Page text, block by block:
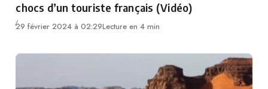
chocs d’un touriste français (Vidéo)
29 février 2024 à 02:29Lecture en 4 min